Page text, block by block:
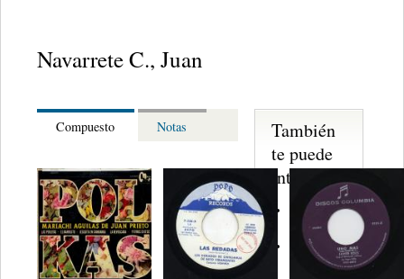
Navarrete C., Juan
Compuesto Notas
También
te puede
interesar...
Martinez,
Felipe
Performance
Music Co.